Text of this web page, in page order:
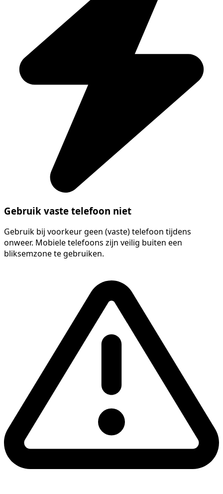
Gebruik vaste telefoon niet
Gebruik bij voorkeur geen (vaste) telefoon tijdens
onweer. Mobiele telefoons zijn veilig buiten een
bliksemzone te gebruiken.